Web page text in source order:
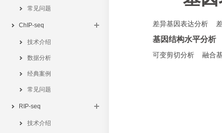
常见问题
ChIP-seq
技术介绍
数据分析
经典案例
常见问题
RIP-seq
技术介绍
差异基因表达分析
基因结构水平分析
可变剪切分析 融合